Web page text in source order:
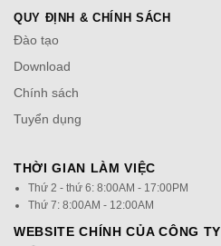
QUY ĐỊNH & CHÍNH SÁCH
Đào tạo
Download
Chính sách
Tuyển dụng
THỜI GIAN LÀM VIỆC
Thứ 2 - thứ 6: 8:00AM - 17:00PM
Thứ 7: 8:00AM - 12:00AM
WEBSITE CHÍNH CỦA CÔNG TY